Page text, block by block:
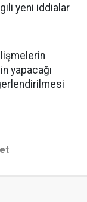
yeni iddialar
yapacağı